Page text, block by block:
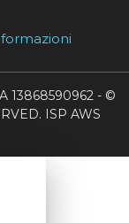
13868590962 - ©
ISP AWS